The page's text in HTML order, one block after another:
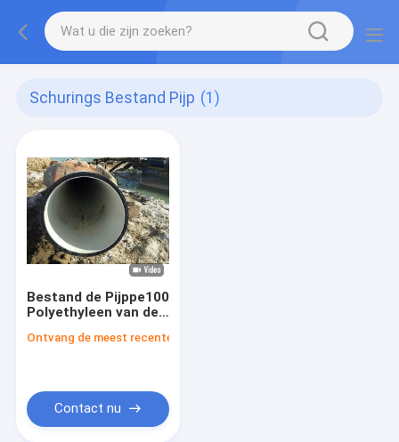
Schurings Bestand Pijp (1)
Bestand de Pijppe100
Polyethyleen van de
Voeringssamenstelling
Ontvang de meest recente Prijs
Contact nu